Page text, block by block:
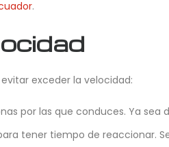
.
exceder la velocidad:
por las que conduces. Ya
tener tiempo de reaccionar.